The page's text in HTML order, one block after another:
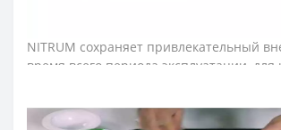
NITRUM сохраняет привлекательный
время всего периода эксплуатации, для